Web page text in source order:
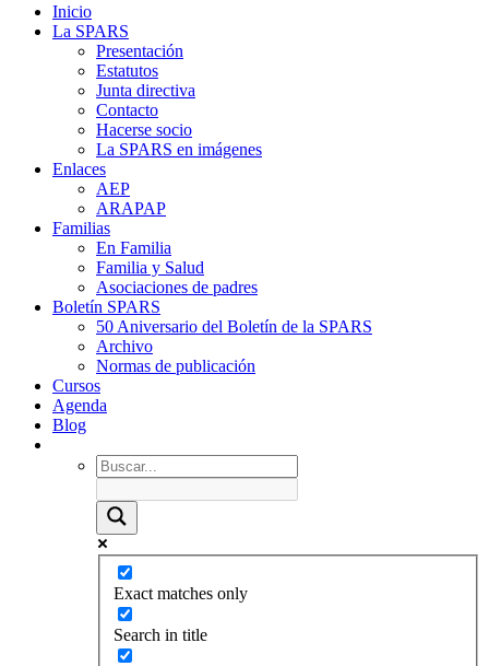
Inicio
La SPARS
Presentación
Estatutos
Junta directiva
Contacto
Hacerse socio
La SPARS en imágenes
Enlaces
AEP
ARAPAP
Familias
En Familia
Familia y Salud
Asociaciones de padres
Boletín SPARS
50 Aniversario del Boletín de la SPARS
Archivo
Normas de publicación
Cursos
Agenda
Blog
Exact matches only
Search in title